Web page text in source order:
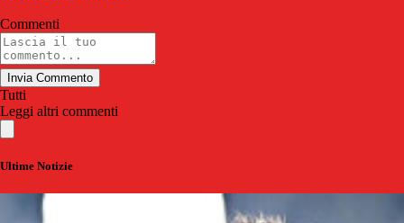
Commenti
Invia Commento
Tutti
Leggi altri commenti
Ultime Notizie